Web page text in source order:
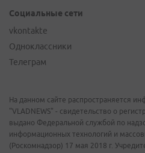
Социальные сети
vkontakte
Одноклассники
Телеграм
На данном сайте распространяется
"VLADNEWS" - свидетельство о
выдано Федеральной службой по
информационных технологий и
(Роскомнадзор) 17 мая 2018 г.